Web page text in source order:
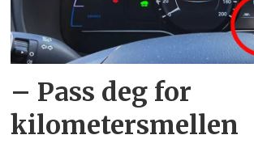
– Pass deg for
kilometersmellen